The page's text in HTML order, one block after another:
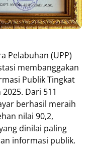
Pelabuhan (UPP)
membanggakan
Publik Tingkat
Dari 511
berhasil meraih
nilai 90,2,
dinilai paling
informasi publik.